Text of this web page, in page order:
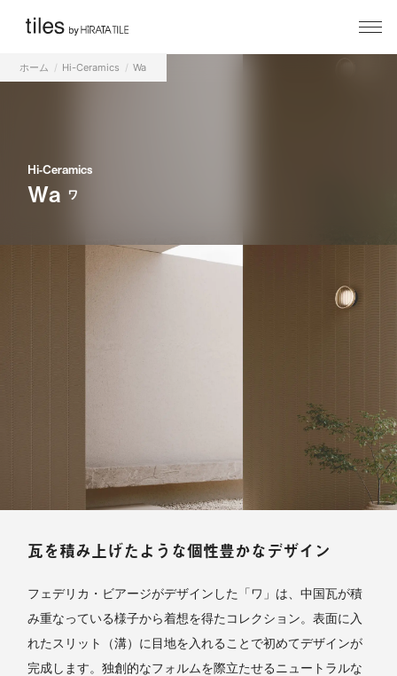
ホーム Hi-Ceramics Wa
Hi-Ceramics
Wa ワ
瓦を積み上げたような個性豊かなデザイン
フェデリカ・ビアージがデザインした「ワ」は、中国瓦が積
み重なっている様子から着想を得たコレクション。表面に入
れたスリット（溝）に目地を入れることで初めてデザインが
完成します。独創的なフォルムを際立たせるニュートラルな